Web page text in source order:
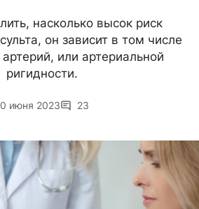
насколько высок риск
он зависит в том числе
или артериальной
ригидности.
июня 2023 23